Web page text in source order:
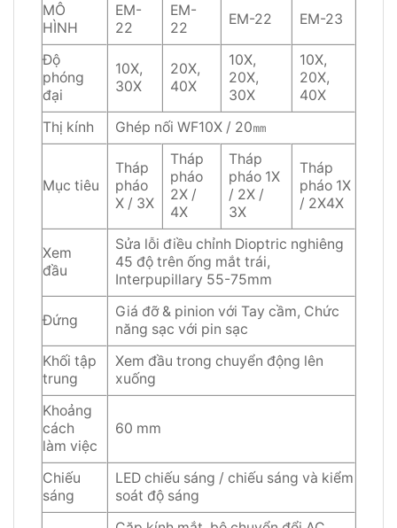
MÔ
HÌNH
EM-
22
EM-
22
EM-22 EM-23
Độ
phóng
đại
10X,
30X
20X,
40X
10X,
20X,
30X
10X,
20X,
40X
Thị kính
Ghép nối WF10X / 20㎜
Mục tiêu
Tháp
pháo
X / 3X
Tháp
pháo
2X /
4X
Tháp
pháo 1X
/ 2X /
3X
Tháp
pháo 1X
/ 2X4X
Xem
đầu
Sửa lỗi điều chỉnh Dioptric nghiêng
45 độ trên ống mắt trái,
Interpupillary 55-75mm
Đứng
Giá đỡ & pinion với Tay cầm, Chức
năng sạc với pin sạc
Khối tập
trung
Xem đầu trong chuyển động lên
xuống
Khoảng
cách
làm việc
60 mm
Chiếu
sáng
LED chiếu sáng / chiếu sáng và kiểm
soát độ sáng